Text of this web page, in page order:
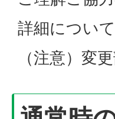
詳細につい
（注意）変